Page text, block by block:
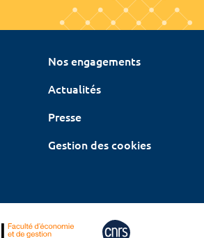
Nos engagements
Actualités
Presse
Gestion des cookies